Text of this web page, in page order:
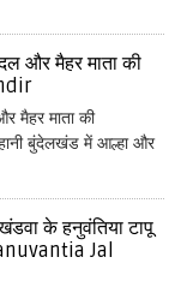
और मैहर माता की
मैहर माता की
बुंदेलखंड में आल्हा और
के हनुवंतिया टापू
Jal